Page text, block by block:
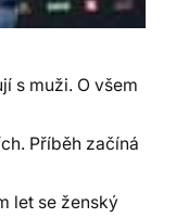
s muži. O všem
Příběh začíná
let se ženský